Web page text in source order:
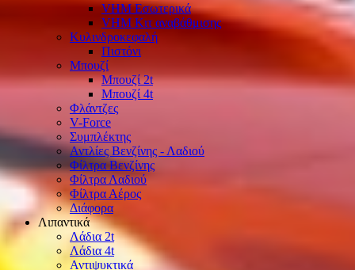
VHM Εσωτερικά
VHM Κιτ αναβάθμισης
Κυλινδροκεφαλή
Πιστόνι
Μπουζί
Μπουζί 2t
Μπουζί 4t
Φλάντζες
V-Force
Συμπλέκτης
Αντλίες Βενζίνης - Λαδιού
Φίλτρα Βενζίνης
Φίλτρα Λαδιού
Φίλτρα Αέρος
Διάφορα
Λιπαντικά
Λάδια 2t
Λάδια 4t
Αντιψυκτικά